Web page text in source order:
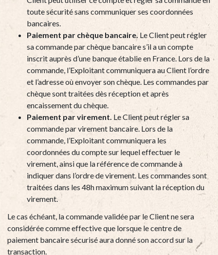
toute sécurité sans communiquer ses coordonnées
bancaires.
Paiement par chèque bancaire. Le Client peut régler
sa commande par chèque bancaire s’il a un compte
inscrit auprès d’une banque établie en France. Lors de la
commande, l’Exploitant communiquera au Client l’ordre
et l’adresse où envoyer son chèque. Les commandes par
chèque sont traitées dès réception et après
encaissement du chèque.
Paiement par virement. Le Client peut régler sa
commande par virement bancaire. Lors de la
commande, l’Exploitant communiquera les
coordonnées du compte sur lequel effectuer le
virement, ainsi que la référence de commande à
indiquer dans l’ordre de virement. Les commandes sont
traitées dans les 48h maximum suivant la réception du
virement.
Le cas échéant, la commande validée par le Client ne sera
considérée comme effective que lorsque le centre de
paiement bancaire sécurisé aura donné son accord sur la
transaction.